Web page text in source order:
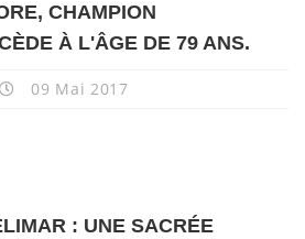
CHAMPION
À L'ÂGE DE 79 ANS.
09 Mai 2017
: UNE SACRÉE